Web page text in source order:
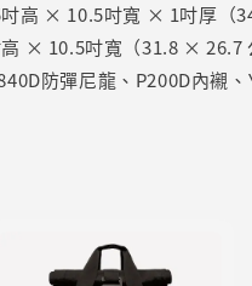
吋高 × 10.5吋寬 × 1吋厚（
× 10.5吋寬（31.8 × 26.7
防彈尼龍、P200D內襯